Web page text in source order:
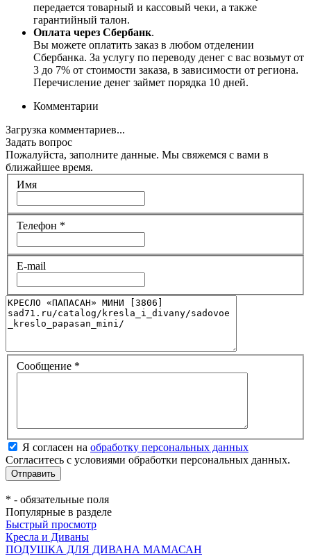
передается товарный и кассовый чеки, а также
гарантийный талон.
Оплата через Сбербанк.
Вы можете оплатить заказ в любом отделении
Сбербанка. За услугу по переводу денег с вас возьмут от
3 до 7% от стоимости заказа, в зависимости от региона.
Перечисление денег займет порядка 10 дней.
Комментарии
Загрузка комментариев...
Задать вопрос
Пожалуйста, заполните данные. Мы свяжемся с вами в
ближайшее время.
Имя
Телефон *
E-mail
Сообщение *
Я согласен на обработку персональных данных
Согласитесь с условиями обработки персональных данных.
* - обязательные поля
Популярные в разделе
Быстрый просмотр
Кресла и Диваны
ПОДУШКА ДЛЯ ДИВАНА МАМАСАН